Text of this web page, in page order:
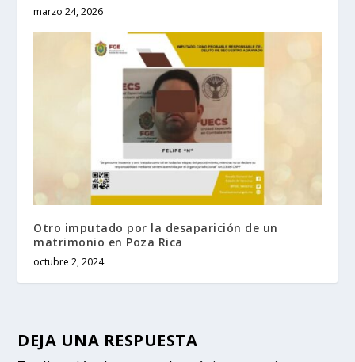
marzo 24, 2026
Otro imputado por la desaparición de un
matrimonio en Poza Rica
octubre 2, 2024
DEJA UNA RESPUESTA